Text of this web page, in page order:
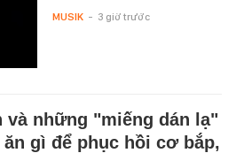
MUSIK - 3 giờ trước
và những "miếng dán lạ"
gì để phục hồi cơ bắp,